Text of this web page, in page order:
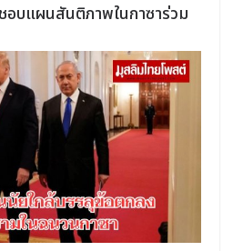
อบแผนสันติภาพในกาซาร่วม